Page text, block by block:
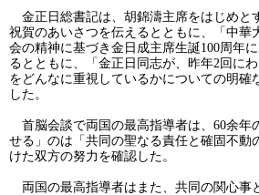
金正日総書記は、胡錦濤主席をはじめと
祝賀のあいさつを伝えるとともに、「中
会の精神に基づき金日成主席生誕100周年
るとともに、「金正日同志が、昨年2回に
をどんなに重視しているかについての明
した。
首脳会談で両国の最高指導者は、60余年
せる」のは「共同の聖なる責任と確固不
けた双方の努力を確認した。
両国の最高指導者はまた、共同の関心事